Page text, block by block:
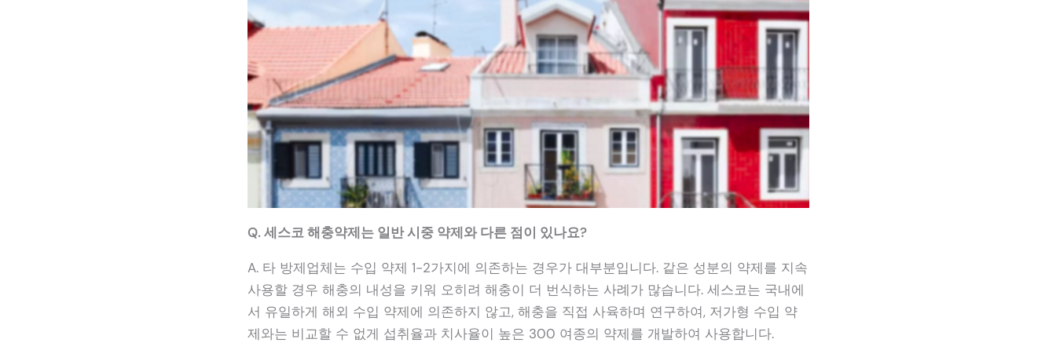
Q. 세스코 해충약제는 일반 시중 약제와 다른 점이 있나요?
A. 타 방제업체는 수입 약제 1-2가지에 의존하는 경우가 대부분입니다. 같은 성분의 약제를 지속
사용할 경우 해충의 내성을 키워 오히려 해충이 더 번식하는 사례가 많습니다. 세스코는 국내에
서 유일하게 해외 수입 약제에 의존하지 않고, 해충을 직접 사육하며 연구하여, 저가형 수입 약
제와는 비교할 수 없게 섭취율과 치사율이 높은 300 여종의 약제를 개발하여 사용합니다.